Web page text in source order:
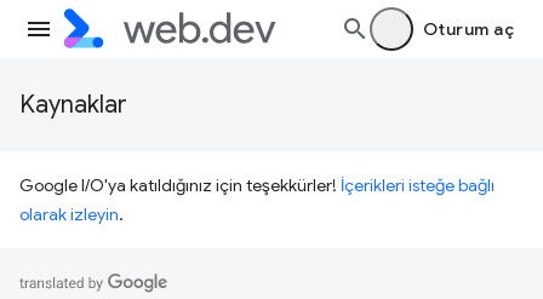
Oturum aç
Kaynaklar
Google I/O'ya katıldığınız için teşekkürler! İçerikleri isteğe bağlı
olarak izleyin.